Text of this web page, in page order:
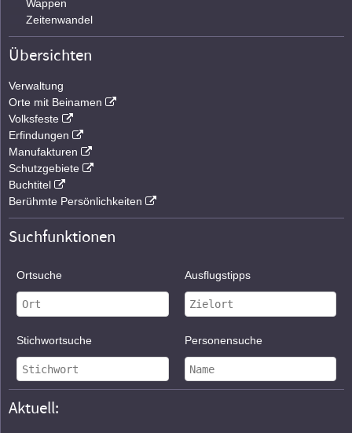
Wappen
Zeitenwandel
Übersichten
Verwaltung
Orte mit Beinamen
Volksfeste
Erfindungen
Manufakturen
Schutzgebiete
Buchtitel
Berühmte Persönlichkeiten
Suchfunktionen
Ortsuche Ausflugstipps
Stichwortsuche Personensuche
Aktuell: